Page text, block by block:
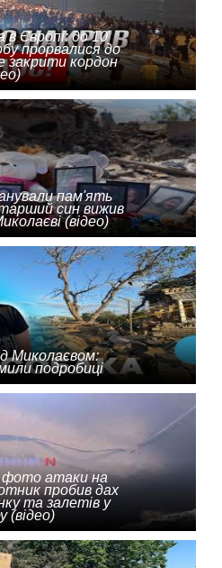
в Європі: до 10
прорвалися до
закрити кордон
пам'ять
син вижив
(відео)
Миколаєвом:
подробиці
фото атаки на
пробив дах
та залетів у
(відео)